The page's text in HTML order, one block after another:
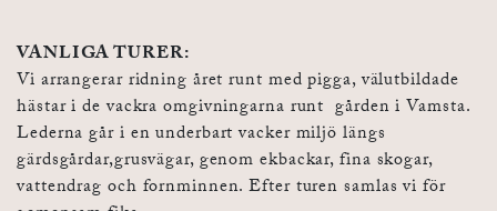
VANLIGA TURER:
Vi arrangerar ridning året runt med pigga, välutbildade
hästar i de vackra omgivningarna runt gården i Vamsta.
Lederna går i en underbart vacker miljö längs
gärdsgårdar,grusvägar, genom ekbackar, fina skogar,
vattendrag och fornminnen. Efter turen samlas vi för